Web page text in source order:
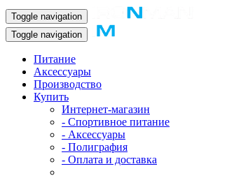
Toggle navigation
Toggle navigation
Питание
Аксессуары
Производство
Купить
Интернет-магазин
- Спортивное питание
- Аксессуары
- Полиграфия
- Оплата и доставка